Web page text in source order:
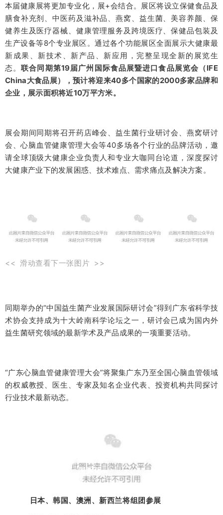
本届健康展将更加专业化，展+会结合。展区将设立保健食品及
膳食补充剂、中医药及滋补品、燕窝、益生菌、美容养颜、保
健养生及医疗器械、健康管理服务及跨境医疗、保健品包装及
生产设备等8个专业展区。通过各个功能展区全面展示大健康最
新成果、新技术、新产品、新应用，完整呈现全新的展览生
态。联合同期第19届广州国际食品展暨进口食品展览会（IFE
China大食品展），预计将迎来40多个国家的2000多家品牌和
企业，展示面积将近10万平方米。
展会期间同期将召开药店峰会、益生菌行业研讨会、燕窝研讨
会、心脑血管健康管理大会等40多场各个行业的品牌活动，邀
请全球顶级大健康企业负责人和专业大咖同台论道，深度探讨
大健康产业下的发展困惑、技术难点、需求痛点及解决方案。
<< 滑动查看下一张图片 >>
同期举办的“中国益生菌产业发展国际研讨会”得到广东省科学技
术协会支持成为十大岭南科学论坛之一，研讨会已成为国内外
益生菌研究领域的最新学术及产品成果的一项重要活动。
“广东心脑血管健康管理大会”将聚集广东乃至全国心脑血管领域
的权威教授、医生、专家及知名企业代表、投资机构共同探讨
行业技术最新动态。
国际化
日本、韩国、澳洲、新西兰将组团参展